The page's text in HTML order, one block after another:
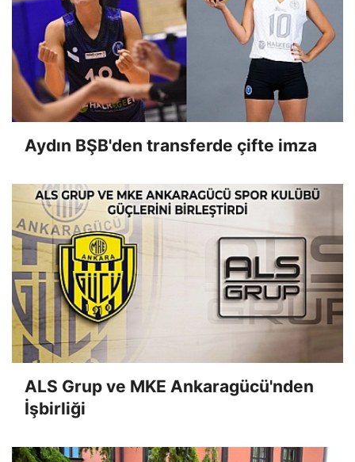
Aydın BŞB'den transferde çifte imza
ALS Grup ve MKE Ankaragücü'nden
İşbirliği